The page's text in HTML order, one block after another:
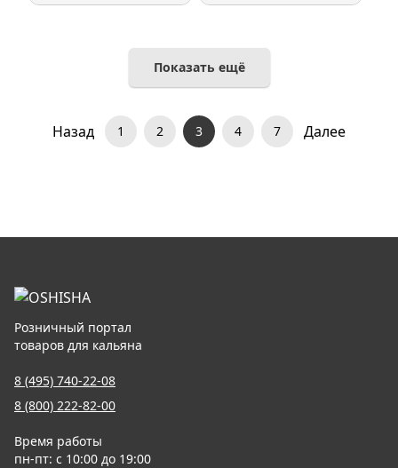
Показать ещё
Назад 1 2 3 4 7 Далее
Розничный портал
товаров для кальяна
8 (495) 740-22-08
8 (800) 222-82-00
Время работы
пн-пт: с 10:00 до 19:00